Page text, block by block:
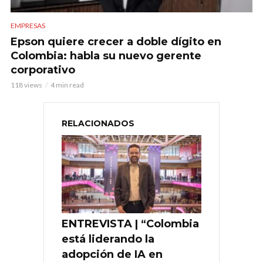
EMPRESAS
Epson quiere crecer a doble dígito en
Colombia: habla su nuevo gerente
corporativo
118 views 4 min read
RELACIONADOS
ENTREVISTA | “Colombia
está liderando la
adopción de IA en